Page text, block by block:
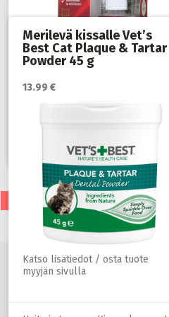
myyjän sivulla
Kissat
Merilevä kissalle Vet’s
Best Cat Plaque & Tartar
Powder 45 g
13.99 €
Katso lisätiedot / osta tuote
myyjän sivulla
SEURAAVA SIVU